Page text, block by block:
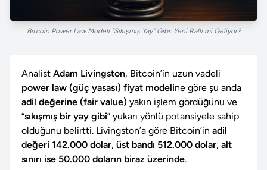
Bitcoin Power Law Modeli “Sıkışmış Yay” Gibi: Yeni Ralli mi Geliyor?
Analist Adam Livingston, Bitcoin’in uzun vadeli
power law (güç yasası) fiyat modeline göre şu anda
adil değerine (fair value) yakın işlem gördüğünü ve
“sıkışmış bir yay gibi” yukarı yönlü potansiyele sahip
olduğunu belirtti. Livingston’a göre Bitcoin’in adil
değeri 142.000 dolar, üst bandı 512.000 dolar, alt
sınırı ise 50.000 doların biraz üzerinde.